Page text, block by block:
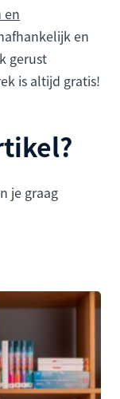
en
en
gerust
is altijd gratis!
je graag